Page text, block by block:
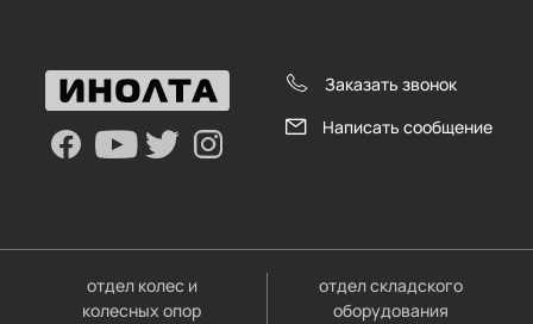
Заказать звонок
Написать сообщение
отдел колес и
колесных опор
отдел складского
оборудования